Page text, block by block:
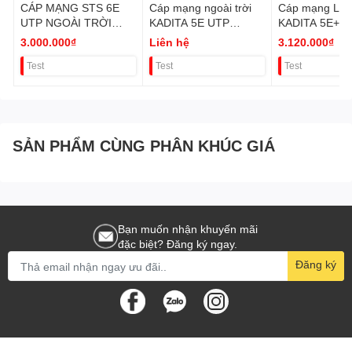
CÁP MẠNG STS 6E
UTP NGOÀI TRỜI
COPPER STS-PE-
CƯỜNG LỰC) VAT
3.000.000₫
Test
Cáp mạng ngoài trời
KADITA 5E UTP
CƯỜNG LỰC COPER
305M VAT
Liên hệ
Test
Cáp mạng
KADITA
NGOÀI TRỜI
3.120.000₫
Test
SẢN PHẨM CÙNG PHÂN KHÚC GIÁ
Bạn muốn nhận khuyến mãi
đặc biệt? Đăng ký ngay.
Đăng ký